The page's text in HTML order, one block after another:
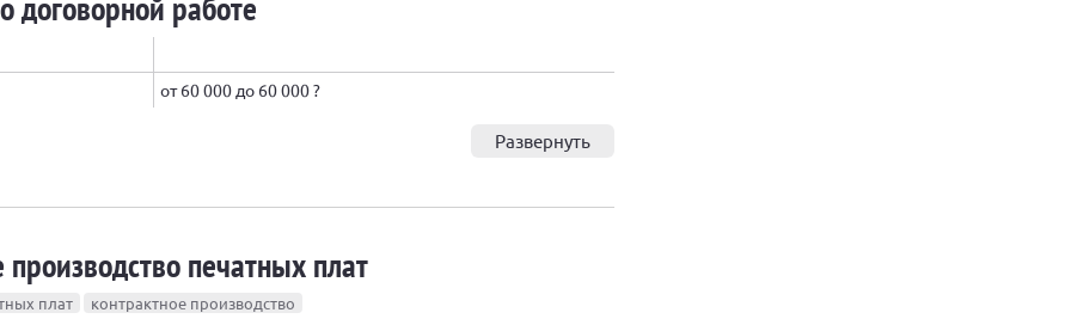
от 60 000 до 60 000 ?
Развернуть
производство печатных плат
плат контрактное производство